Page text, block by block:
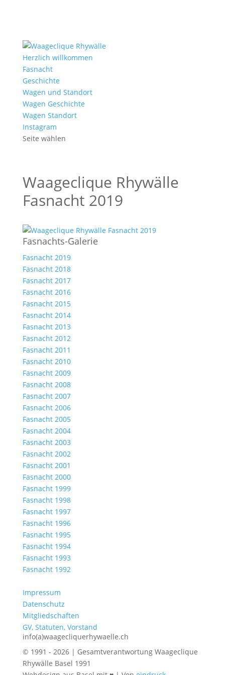
Herzlich willkommen
Fasnacht
Geschichte
Wagen und Standort
Wagen Geschichte
Wagen Standort
Instagram
Seite wählen
Waageclique Rhywälle
Fasnacht 2019
Fasnachts-Galerie
Fasnacht 2019
Fasnacht 2018
Fasnacht 2017
Fasnacht 2016
Fasnacht 2015
Fasnacht 2014
Fasnacht 2013
Fasnacht 2012
Fasnacht 2011
Fasnacht 2010
Fasnacht 2009
Fasnacht 2008
Fasnacht 2007
Fasnacht 2006
Fasnacht 2005
Fasnacht 2004
Fasnacht 2003
Fasnacht 2002
Fasnacht 2001
Fasnacht 2000
Fasnacht 1999
Fasnacht 1998
Fasnacht 1997
Fasnacht 1996
Fasnacht 1995
Fasnacht 1994
Fasnacht 1993
Fasnacht 1992
Impressum
Datenschutz
Mitgliedschaften
GV, Statuten, Vorstand
info(a)waagecliquerhywaelle.ch
© 1991 - 2026 | Gesamtverantwortung Waageclique
Rhywälle Basel 1991